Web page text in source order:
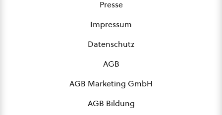
Presse
Impressum
Datenschutz
AGB
AGB Marketing GmbH
AGB Bildung